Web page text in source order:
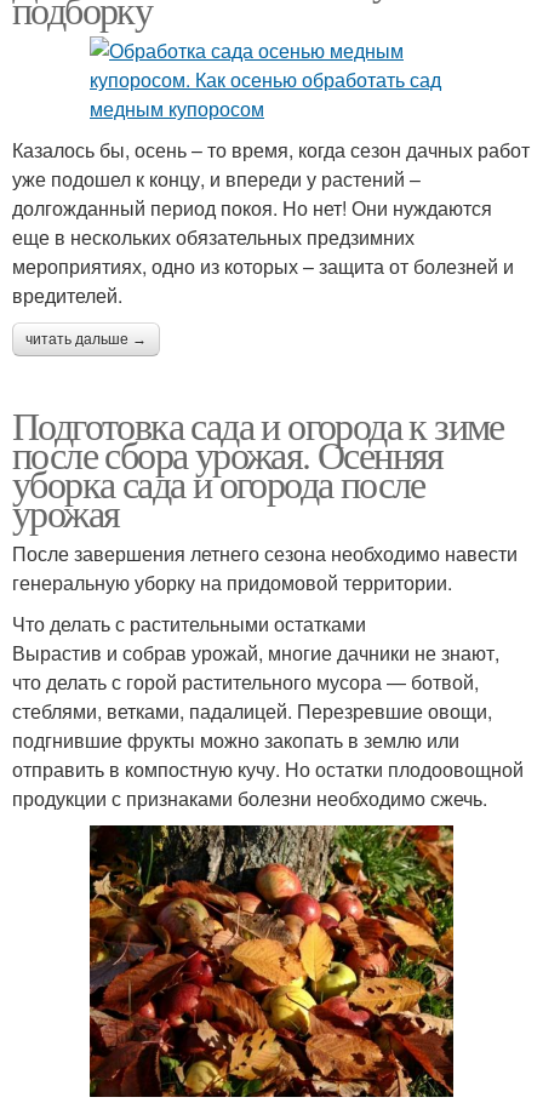
Казалось бы, осень – то время, когда сезон дачных работ
уже подошел к концу, и впереди у растений –
долгожданный период покоя. Но нет! Они нуждаются
еще в нескольких обязательных предзимних
мероприятиях, одно из которых – защита от болезней и
вредителей.
читать дальше →
Подготовка сада и огорода к зиме
после сбора урожая. Осенняя
уборка сада и огорода после
урожая
После завершения летнего сезона необходимо навести
генеральную уборку на придомовой территории.
Что делать с растительными остатками
Вырастив и собрав урожай, многие дачники не знают,
что делать с горой растительного мусора — ботвой,
стеблями, ветками, падалицей. Перезревшие овощи,
подгнившие фрукты можно закопать в землю или
отправить в компостную кучу. Но остатки плодоовощной
продукции с признаками болезни необходимо сжечь.